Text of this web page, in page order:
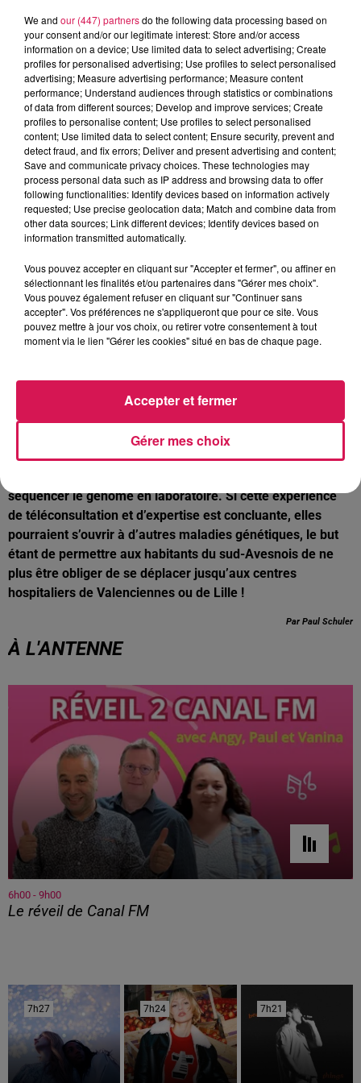
La dotation d’un nouveau scanner pour l’hôpital
C’est un appareil qui cible particulièrement les anomalies
du cœur, qu’elles soient de nature « coronaire » ou
« valvulaire ». On rappelle au passage le service d’imagerie
médicale de ce centre hospitalier compte cinq médecins et
six manipulateurs. Il est accessible 7 jours sur 7 et 24h sur
24, avec une moyenne de 25 000 consultations par an.
Notez par ailleurs que ce service s’est aussi doté d’un
appareil mobile capable de réaliser des radiographies en
chambre.
Des téléconsultations génétiques uniques en France pour
détecter des cancers rares
C’est un projet pilote de téléconsultation génétique qui est
effectuer des e-consultations génétique à distance,
À l’issue de la première consultation à distance, une prise
séquencer le génome en laboratoire. Si cette expérience
de téléconsultation et d’expertise est concluante, elles
pourraient s’ouvrir à d’autres maladies génétiques, le but
étant de permettre aux habitants du sud-Avesnois de ne
plus être obliger de se déplacer jusqu’aux centres
hospitaliers de Valenciennes ou de Lille !
Par Paul Schuler
À L'ANTENNE
6h00 - 9h00
Le réveil de Canal FM
7h27
7h27 7h24
7h24 7h21
7h21
We and our (447) partnersdo the following data processing based on
your consent and/or our legitimate interest: Store and/or access
information on a device; Use limited data to select advertising; Create
profiles for personalised advertising; Use profiles to select personalised
advertising; Measure advertising performance; Measure content
performance; Understand audiences through statistics or combinations
of data from different sources; Develop and improve services; Create
profiles to personalise content; Use profiles to select personalised
content; Use limited data to select content; Ensure security, prevent and
detect fraud, and fix errors; Deliver and present advertising and content;
Save and communicate privacy choices. These technologies may
process personal data such as IP address and browsing data to offer
following functionalities: Identify devices based on information actively
requested; Use precise geolocation data; Match and combine data from
other data sources; Link different devices; Identify devices based on
information transmitted automatically.
Vous pouvez accepter en cliquant sur "Accepter et fermer", ou affiner en
sélectionnant les finalités et/ou partenaires dans "Gérer mes choix".
Vous pouvez également refuser en cliquant sur "Continuer sans
accepter". Vos préférences ne s'appliqueront que pour ce site. Vous
pouvez mettre à jour vos choix, ou retirer votre consentement à tout
moment via le lien "Gérer les cookies" situé en bas de chaque page.
Gérer mes choix
Accepter et fermer